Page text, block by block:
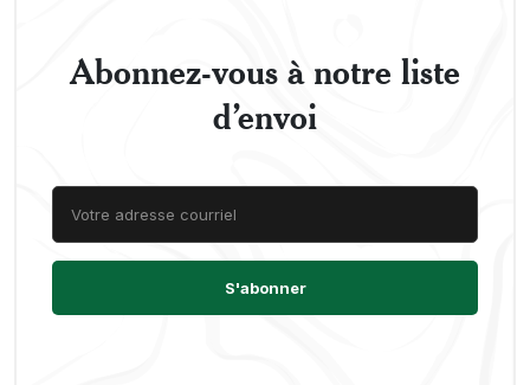
Abonnez-vous à notre liste
d’envoi